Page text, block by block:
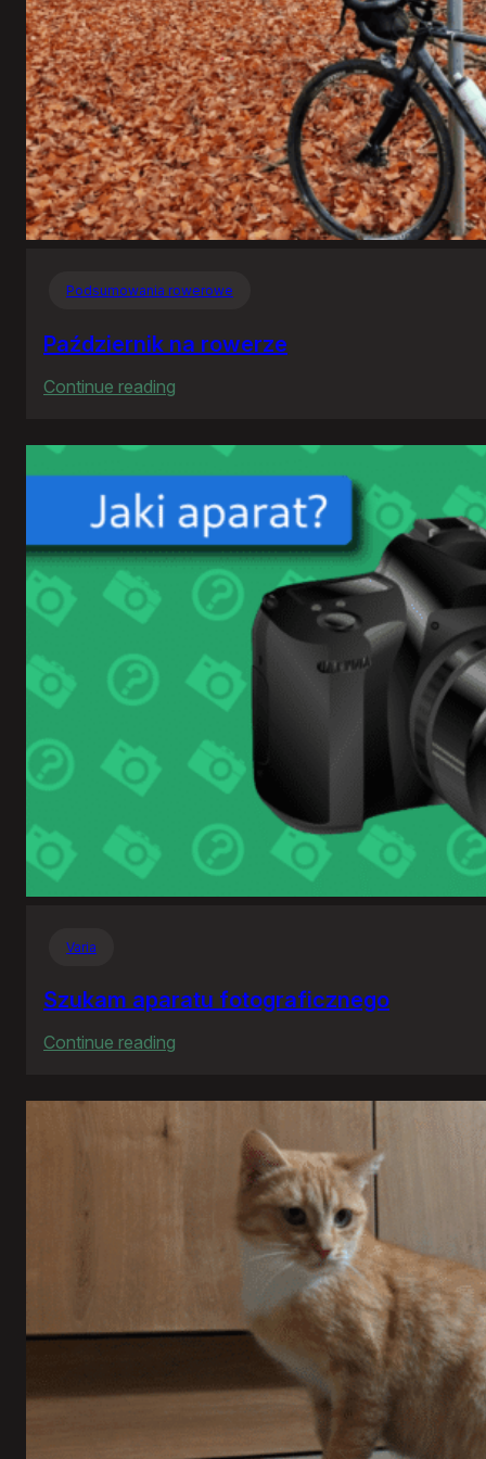
Podsumowania rowerowe
Październik na rowerze
Continue reading
na
rowerze
Varia
Szukam aparatu fotograficznego
Continue reading
aparatu
fotograficznego